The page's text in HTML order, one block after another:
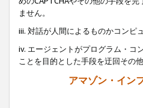
ません。
iii. 対話が人間によるものかコンピ
iv. エージェントがプログラム・コ
ことを目的とした手段を迂回その
アマゾン・イン